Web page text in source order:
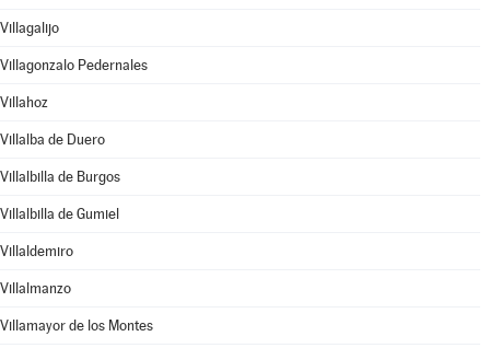
Villagalijo
Villagonzalo Pedernales
Villahoz
Villalba de Duero
Villalbilla de Burgos
Villalbilla de Gumiel
Villaldemiro
Villalmanzo
Villamayor de los Montes